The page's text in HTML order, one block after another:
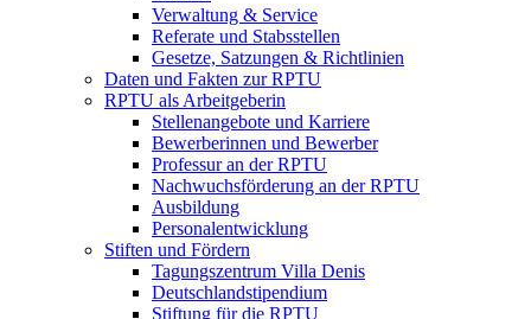
Verwaltung & Service
Referate und Stabsstellen
Gesetze, Satzungen & Richtlinien
Daten und Fakten zur RPTU
RPTU als Arbeitgeberin
Stellenangebote und Karriere
Bewerberinnen und Bewerber
Professur an der RPTU
Nachwuchsförderung an der RPTU
Ausbildung
Personalentwicklung
Stiften und Fördern
Tagungszentrum Villa Denis
Deutschlandstipendium
Stiftung für die RPTU